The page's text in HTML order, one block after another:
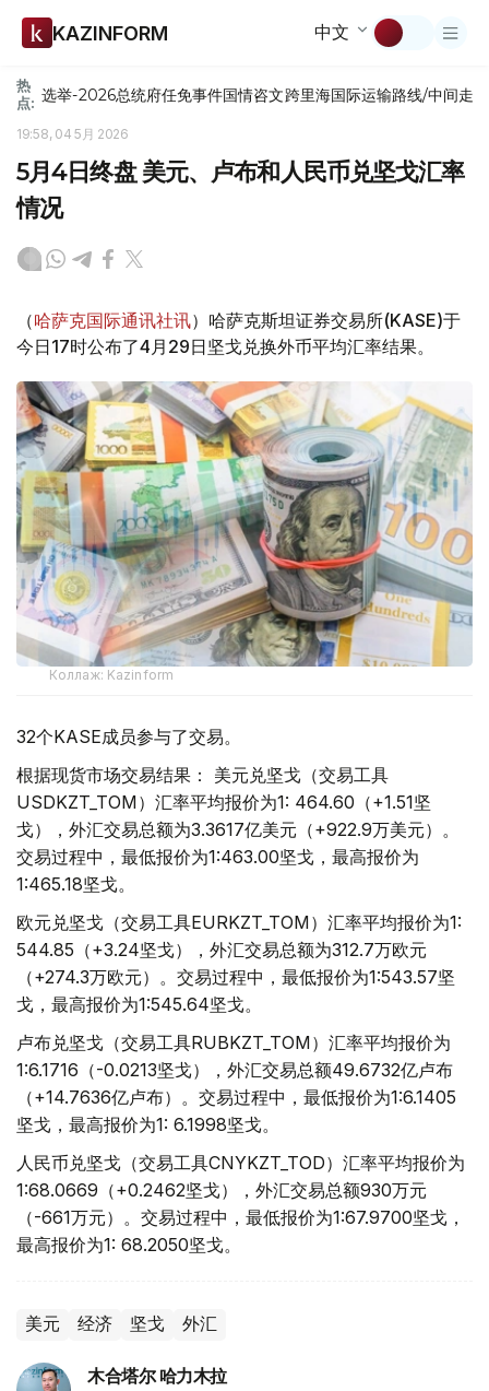
KAZINFORM 中文
热
点: 选举-2026总统府任免事件国情咨文跨里海国际运输路线/中间走廊
19:58, 04 5月 2026
5月4日终盘 美元、卢布和人民币兑坚戈汇率
情况
（哈萨克国际通讯社讯）哈萨克斯坦证券交易所(KASE)于
今日17时公布了4月29日坚戈兑换外币平均汇率结果。
Коллаж: Kazinform
32个KASE成员参与了交易。
根据现货市场交易结果： 美元兑坚戈（交易工具
USDKZT_TOM）汇率平均报价为1: 464.60（+1.51坚
戈），外汇交易总额为3.3617亿美元（+922.9万美元）。
交易过程中，最低报价为1:463.00坚戈，最高报价为
1:465.18坚戈。
欧元兑坚戈（交易工具EURKZT_TOM）汇率平均报价为1:
544.85（+3.24坚戈），外汇交易总额为312.7万欧元
（+274.3万欧元）。交易过程中，最低报价为1:543.57坚
戈，最高报价为1:545.64坚戈。
卢布兑坚戈（交易工具RUBKZT_TOM）汇率平均报价为
1:6.1716（-0.0213坚戈），外汇交易总额49.6732亿卢布
（+14.7636亿卢布）。交易过程中，最低报价为1:6.1405
坚戈，最高报价为1: 6.1998坚戈。
人民币兑坚戈（交易工具CNYKZT_TOD）汇率平均报价为
1:68.0669（+0.2462坚戈），外汇交易总额930万元
（-661万元）。交易过程中，最低报价为1:67.9700坚戈，
最高报价为1: 68.2050坚戈。
美元 经济 坚戈 外汇
木合塔尔 哈力木拉